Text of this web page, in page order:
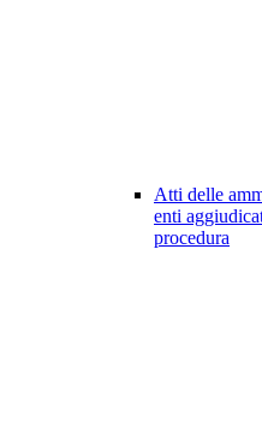
Atti delle
enti
procedura